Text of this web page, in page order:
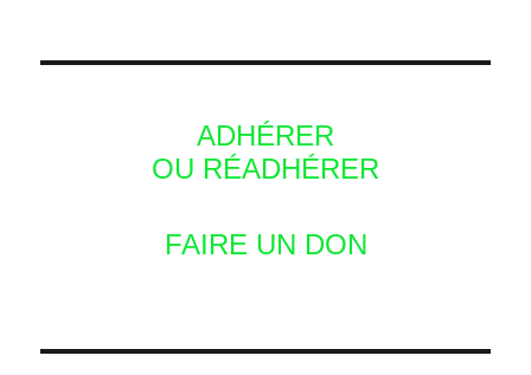
ADHÉRER
OU RÉADHÉRER
FAIRE UN DON